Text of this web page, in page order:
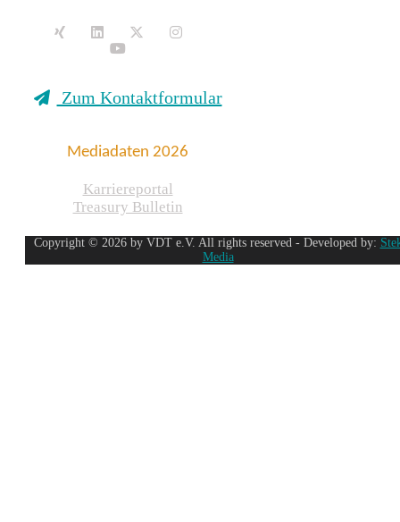
Zum Kontaktformular
Mediadaten 2026
Karriereportal
Treasury Bulletin
Copyright © 2026 by VDT e.V. All rights reserved - Developed by:
Media